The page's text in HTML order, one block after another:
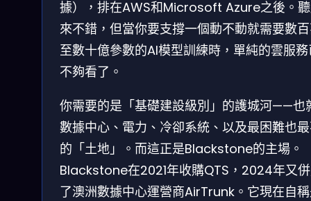
據），排在AWS和Microsoft Azure之後。
來不錯，但當你要支撐一個動不動就需要數
至數十億參數的AI模型訓練時，單純的雲服
不夠看了。
你需要的是「基礎建設級別」的護城河——也
數據中心、電力、冷卻系統、以及最困難也
的「土地」。而這正是Blackstone的主場。
Blackstone在2021年收購QTS，2024年又
了澳洲數據中心運營商AirTrunk。它現在自